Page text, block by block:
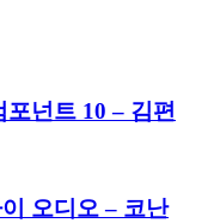
넌트 10 – 김편
오디오 – 코난